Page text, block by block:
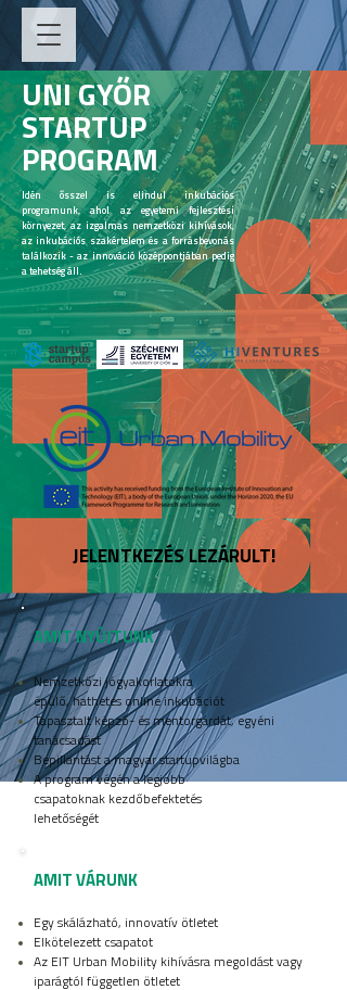
UNI GYŐR
STARTUP
PROGRAM
Idén ősszel is elindul inkubációs
programunk, ahol az egyetemi fejlesztési
környezet, az izgalmas nemzetközi kihívások,
az inkubációs szakértelem és a forrásbevonás
találkozik - az innováció középpontjában pedig
a tehetség áll.
JELENTKEZÉS LEZÁRULT!
AMIT NYÚJTUNK
Nemzetközi jógyakorlatokra
épülő, hathetes online inkubációt
Tapasztalt képző- és mentorgárdát, egyéni
tanácsadást
Bepillantást a magyar startupvilágba
A program végén a legjobb
csapatoknak kezdőbefektetés
lehetőségét
AMIT VÁRUNK
Egy skálázható, innovatív ötletet
Elkötelezett csapatot
Az EIT Urban Mobility kihívásra megoldást vagy
iparágtól független ötletet